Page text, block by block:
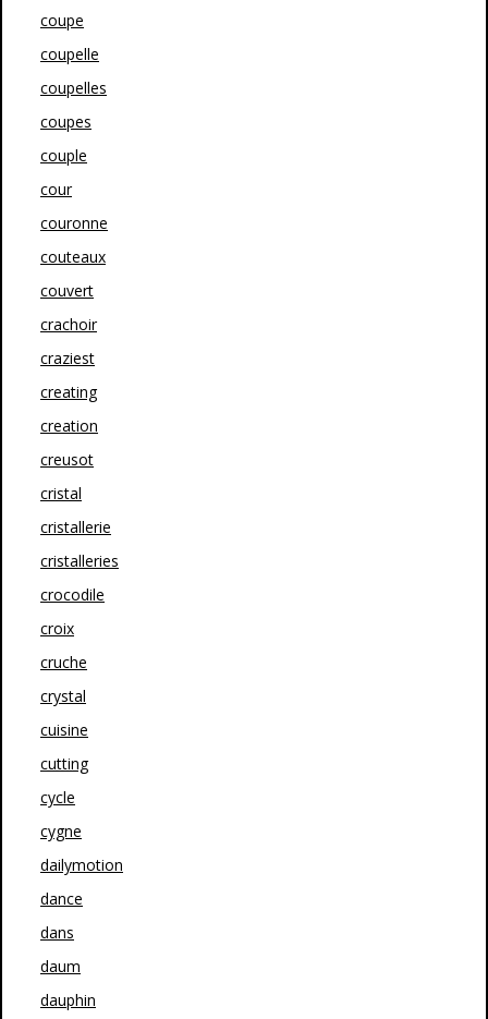
coupe
coupelle
coupelles
coupes
couple
cour
couronne
couteaux
couvert
crachoir
craziest
creating
creation
creusot
cristal
cristallerie
cristalleries
crocodile
croix
cruche
crystal
cuisine
cutting
cycle
cygne
dailymotion
dance
dans
daum
dauphin